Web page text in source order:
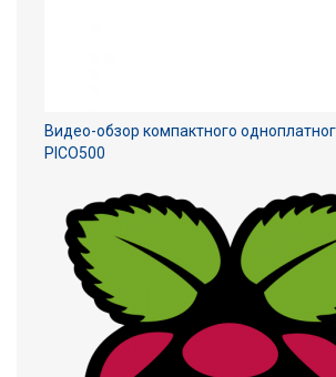
Видео-обзор компактного
PICO500